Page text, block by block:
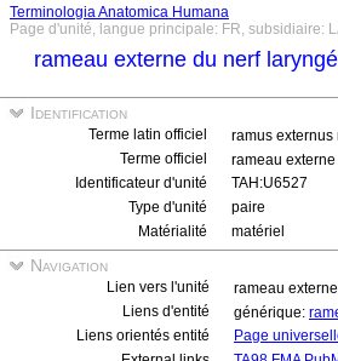
Terminologia Anatomica Humana
Page d'unité, langue principale: FR, subsidiaire:
rameau externe du nerf
Identification
Terme latin officiel ramus
Terme officiel
rameau
Identificateur d'unité
TAH:U6527
Type d'unité
paire
Matérialité
matériel
Navigation
Lien vers l'unité
rameau
Liens d'entité
générique:
Liens orientés entité
Page